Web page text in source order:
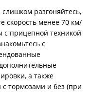
разгоняйтесь,
скорость менее 70 км/
прицепной техникой
с
а также
тормозами и без (при